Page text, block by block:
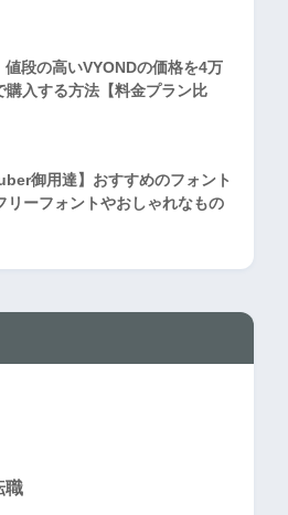
値段の高いVYONDの価格を4万
購入する方法【料金プラン比
御用達】おすすめのフォント
リーフォントやおしゃれなもの
職